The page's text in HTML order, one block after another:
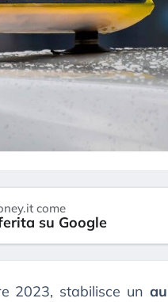
come
su Google
2023, stabilisce un
in preda al
della bolla AI
Kospi, mentre gli
30 luglio 2026